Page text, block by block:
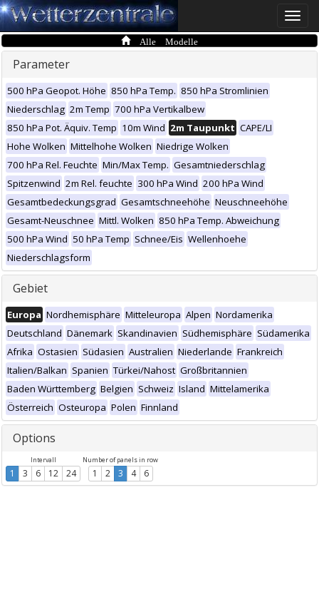
Toggle
Alle Modelle
Parameter
500 hPa Geopot. Höhe 850 hPa Temp. 850 hPa Stromlinien
Niederschlag 2m Temp 700 hPa Vertikalbew
850 hPa Pot. Äquiv. Temp 10m Wind 2m Taupunkt CAPE/LI
Hohe Wolken Mittelhohe Wolken Niedrige Wolken
700 hPa Rel. Feuchte Min/Max Temp. Gesamtniederschlag
Spitzenwind 2m Rel. feuchte 300 hPa Wind 200 hPa Wind
Gesamtbedeckungsgrad Gesamtschneehöhe Neuschneehöhe
Gesamt-Neuschnee Mittl. Wolken 850 hPa Temp. Abweichung
500 hPa Wind 50 hPa Temp Schnee/Eis Wellenhoehe
Niederschlagsform
Gebiet
Europa Nordhemisphäre Mitteleuropa Alpen Nordamerika
Deutschland Dänemark Skandinavien Südhemisphäre Südamerika
Afrika Ostasien Südasien Australien Niederlande Frankreich
Italien/Balkan Spanien Türkei/Nahost Großbritannien
Baden Württemberg Belgien Schweiz Island Mittelamerika
Österreich Osteuropa Polen Finnland
Options
Intervall
1 3 6 12 24
Number of panels in row
1 2 3 4 6